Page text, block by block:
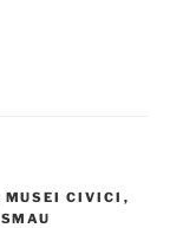
MUSEI CIVICI ,
SMAU